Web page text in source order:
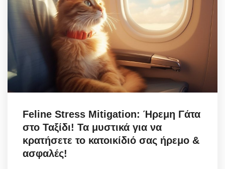
Feline Stress Mitigation: Ήρεμη Γάτα
στο Ταξίδι! Τα μυστικά για να
κρατήσετε το κατοικίδιό σας ήρεμο &
ασφαλές!